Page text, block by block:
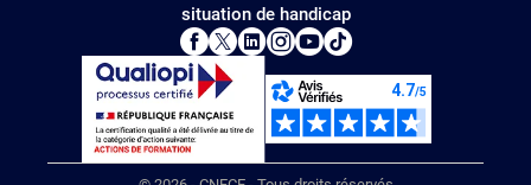
situation de handicap